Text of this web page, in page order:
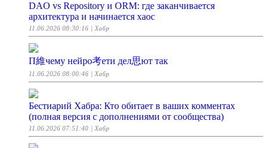
DAO vs Repository и ORM: где заканчивается
архитектура и начинается хаос
11.06.2026 08:30:16 | Хабр
П維чему нейро考ети дел思ют так
11.06.2026 08:00:46 | Хабр
Бестиарий Хабра: Кто обитает в ваших комментах
(полная версия с дополнениями от сообщества)
11.06.2026 07:51:40 | Хабр